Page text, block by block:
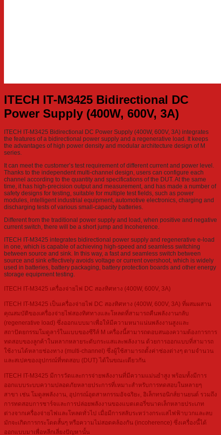
ITECH IT-M3425 Bidirectional DC
Power Supply (400W, 600V, 3A)
ITECH IT-M3425 Bidirectional DC Power Supply (400W, 600V, 3A) integrates
the features of a bidirectional power supply and a regenerative load. It keeps
the advantages of high power density and modular architecture design of M
series.
It can meet the customer’s test requirement of different current and power level.
Thanks to the independent multi-channel design, users can configure each
channel according to the quantity and specifications of the DUT. At the same
time, it has high-precision output and measurement, and has made a number of
safety designs for testing, suitable for multiple test fields, such as power
modules, intelligent industrial equipment, automotive electronics, charging and
discharging tests of various small-capacity batteries.
Different from the traditional power supply and load, when positive and negative
current switch, there will be a short jump and Incoherence.
ITECH IT-M3425 integrates bidirectional power supply and regenerative e-load
in one, which is capable of achieving high-speed and seamless switching
between source and sink. In this way, a fast and seamless switch between
source and sink effectively avoids voltage or current overshoot, which is widely
used in batteries, battery packaging, battery protection boards and other energy
storage equipment testing.
ITECH IT-M3425 เครื่องจ่ายไฟ DC สองทิศทาง (400W, 600V, 3A)
ITECH IT-M3425 เป็นเครื่องจ่ายไฟ DC สองทิศทาง (400W, 600V, 3A) ที่ผสมผสาน
คุณสมบัติของเครื่องจ่ายไฟสองทิศทางและโหลดที่สามารถคืนพลังงานกลับ
(regenerative load) ซึ่งออกแบบมาเพื่อให้มีความหนาแน่นพลังงานสูงและ
สถาปัตยกรรมโมดูลาร์ในแบบของซีรีส์ M เครื่องนี้สามารถตอบสนองความต้องการการ
ทดสอบของลูกค้าในหลากหลายระดับกระแสและพลังงาน ด้วยการออกแบบที่สามารถ
ใช้งานได้หลายช่องทาง (multi-channel) ซึ่งผู้ใช้สามารถตั้งค่าช่องต่างๆ ตามจำนวน
และสเปคของอุปกรณ์ที่ทดสอบ (DUT) ได้ในขณะเดียวกัน
ITECH IT-M3425 มีการวัดและการจ่ายพลังงานที่มีความแม่นยำสูง พร้อมทั้งมีการ
ออกแบบระบบความปลอดภัยหลายประการที่เหมาะสำหรับการทดสอบในหลายๆ
สาขา เช่น โมดูลพลังงาน, อุปกรณ์อุตสาหกรรมอัจฉริยะ, อิเล็กทรอนิกส์ยานยนต์ รวมถึง
การทดสอบการชาร์จและการปล่อยพลังงานของแบตเตอรี่ขนาดเล็กหลายประเภท
ต่างจากเครื่องจ่ายไฟและโหลดทั่วไป เมื่อมีการสลับระหว่างกระแสไฟฟ้าบวกและลบ
มักจะเกิดการกระโดดสั้นๆ หรือความไม่สอดคล้องกัน (incoherence) ซึ่งเครื่องนี้ได้
ออกแบบมาเพื่อหลีกเลี่ยงปัญหานั้น